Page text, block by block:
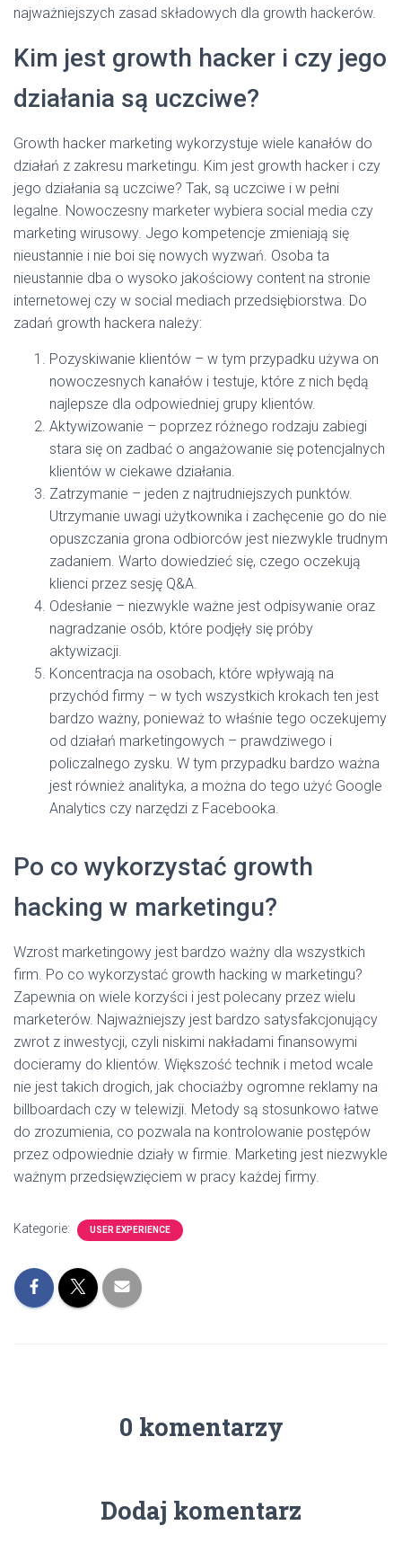
najważniejszych zasad składowych dla growth hackerów.
Kim jest growth hacker i czy jego
działania są uczciwe?
Growth hacker marketing wykorzystuje wiele kanałów do
działań z zakresu marketingu. Kim jest growth hacker i czy
jego działania są uczciwe? Tak, są uczciwe i w pełni
legalne. Nowoczesny marketer wybiera social media czy
marketing wirusowy. Jego kompetencje zmieniają się
nieustannie i nie boi się nowych wyzwań. Osoba ta
nieustannie dba o wysoko jakościowy content na stronie
internetowej czy w social mediach przedsiębiorstwa. Do
zadań growth hackera należy:
Pozyskiwanie klientów – w tym przypadku używa on
nowoczesnych kanałów i testuje, które z nich będą
najlepsze dla odpowiedniej grupy klientów.
Aktywizowanie – poprzez różnego rodzaju zabiegi
stara się on zadbać o angażowanie się potencjalnych
klientów w ciekawe działania.
Zatrzymanie – jeden z najtrudniejszych punktów.
Utrzymanie uwagi użytkownika i zachęcenie go do nie
opuszczania grona odbiorców jest niezwykle trudnym
zadaniem. Warto dowiedzieć się, czego oczekują
klienci przez sesję Q&A.
Odesłanie – niezwykle ważne jest odpisywanie oraz
nagradzanie osób, które podjęły się próby
aktywizacji.
Koncentracja na osobach, które wpływają na
przychód firmy – w tych wszystkich krokach ten jest
bardzo ważny, ponieważ to właśnie tego oczekujemy
od działań marketingowych – prawdziwego i
policzalnego zysku. W tym przypadku bardzo ważna
jest również analityka, a można do tego użyć Google
Analytics czy narzędzi z Facebooka.
Po co wykorzystać growth
hacking w marketingu?
Wzrost marketingowy jest bardzo ważny dla wszystkich
firm. Po co wykorzystać growth hacking w marketingu?
Zapewnia on wiele korzyści i jest polecany przez wielu
marketerów. Najważniejszy jest bardzo satysfakcjonujący
zwrot z inwestycji, czyli niskimi nakładami finansowymi
docieramy do klientów. Większość technik i metod wcale
nie jest takich drogich, jak chociażby ogromne reklamy na
billboardach czy w telewizji. Metody są stosunkowo łatwe
do zrozumienia, co pozwala na kontrolowanie postępów
przez odpowiednie działy w firmie. Marketing jest niezwykle
ważnym przedsięwzięciem w pracy każdej firmy.
Kategorie: USER EXPERIENCE
0 komentarzy
Dodaj komentarz